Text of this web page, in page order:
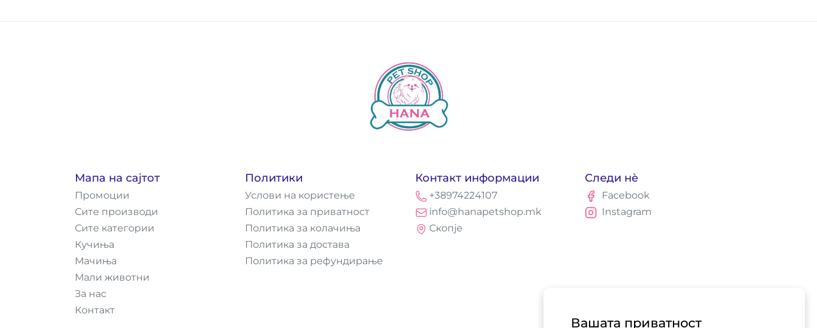
Вашата приватност
Мапа на сајтот
Промоции
Сите производи
Сите категории
Кучиња
Мачиња
Мали животни
За нас
Контакт
Политики
Услови на користење
Политика за приватност
Политика за колачиња
Политика за достава
Политика за рефундирање
Контакт информации
+38974224107
info@hanapetshop.mk
Скопје
Следи нè
Facebook
Instagram